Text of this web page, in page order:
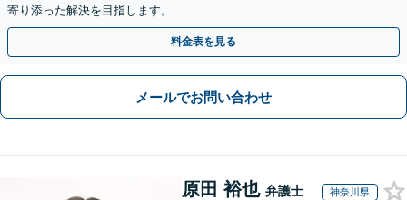
寄り添った解決を目指します。
料金表を見る
メールでお問い合わせ
原田 裕也 弁護士 神奈川県